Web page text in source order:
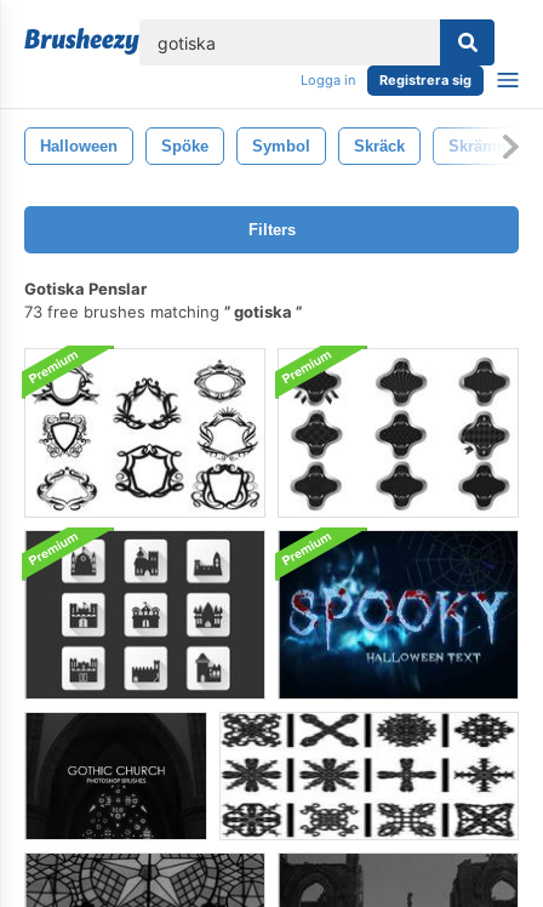
Logga in Registrera sig
Halloween Spöke Symbol Skräck
Filters
Gotiska Penslar
73 free brushes matching
gotiska